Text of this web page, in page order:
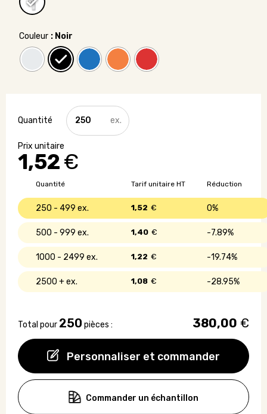
Couleur : Noir
1,52€
Personnaliser et commander
quantité
de
Porte-
lampe
de
Quantité Réduction
Tarif unitaire HT
250 - 499 0%
1,52 €
500 - 999 7.89%
1,40 €
1000 - 2499 19.74%
1,22 €
2500 + 28.95%
1,08 €
Total pour 250 pièces : 380,00 €
Commander un échantillon